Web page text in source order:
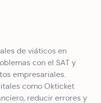
de viáticos en
con el SAT y
empresariales.
como Okticket
reducir errores y